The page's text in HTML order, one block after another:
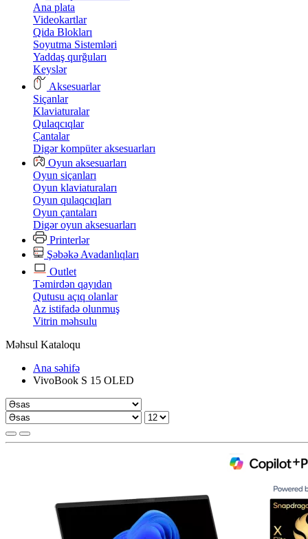
Ana plata
Videokartlar
Qida Blokları
Soyutma Sistemləri
Yaddaş qurğuları
Keyslər
Aksesuarlar
Siçanlar
Klaviaturalar
Qulaqcıqlar
Çantalar
Digər kompüter aksesuarları
Oyun aksesuarları
Oyun siçanları
Oyun klaviaturaları
Oyun qulaqcıqları
Oyun çantaları
Digər oyun aksesuarları
Printerlər
Şəbəkə Avadanlıqları
Outlet
Təmirdən qayıdan
Qutusu açıq olanlar
Az istifadə olunmuş
Vitrin məhsulu
Məhsul Kataloqu
Ana səhifə
VivoBook S 15 OLED